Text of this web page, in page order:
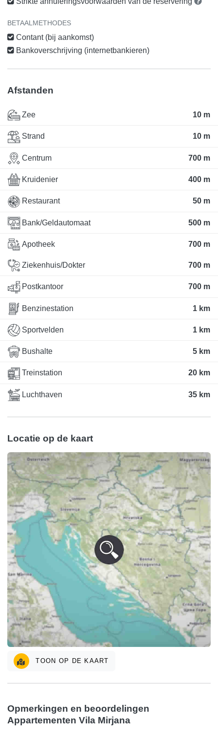
BETAALMETHODES
Contant (bij aankomst)
Bankoverschrijving (internetbankieren)
Afstanden
Zee 10 m
Strand 10 m
Centrum 700 m
Kruidenier 400 m
Restaurant 50 m
Bank/Geldautomaat 500 m
Apotheek 700 m
Ziekenhuis/Dokter 700 m
Postkantoor 700 m
Benzinestation 1 km
Sportvelden 1 km
Bushalte 5 km
Treinstation 20 km
Luchthaven 35 km
Locatie op de kaart
TOON OP DE KAART
Opmerkingen en beoordelingen
Appartementen Vila Mirjana